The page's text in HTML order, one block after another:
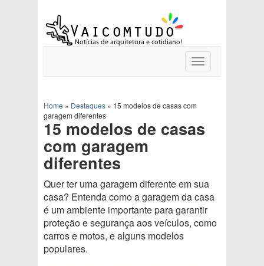
Toggle
navigation
Home » Destaques » 15 modelos de casas com
garagem diferentes
15 modelos de casas
com garagem
diferentes
Quer ter uma garagem diferente em sua
casa? Entenda como a garagem da casa
é um ambiente importante para garantir
proteção e segurança aos veículos, como
carros e motos, e alguns modelos
populares.